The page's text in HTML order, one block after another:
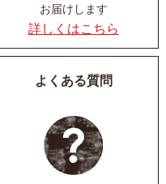
お届けします
詳しくはこちら
よくある質問